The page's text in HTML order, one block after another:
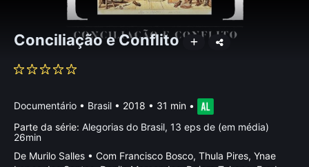
Conciliação e Conflito
Documentário • Brasil • 2018 • 31 min •
Parte da série: Alegorias do Brasil, 13 eps de (em média)
26min
De Murilo Salles • Com Francisco Bosco, Thula Pires, Ynae